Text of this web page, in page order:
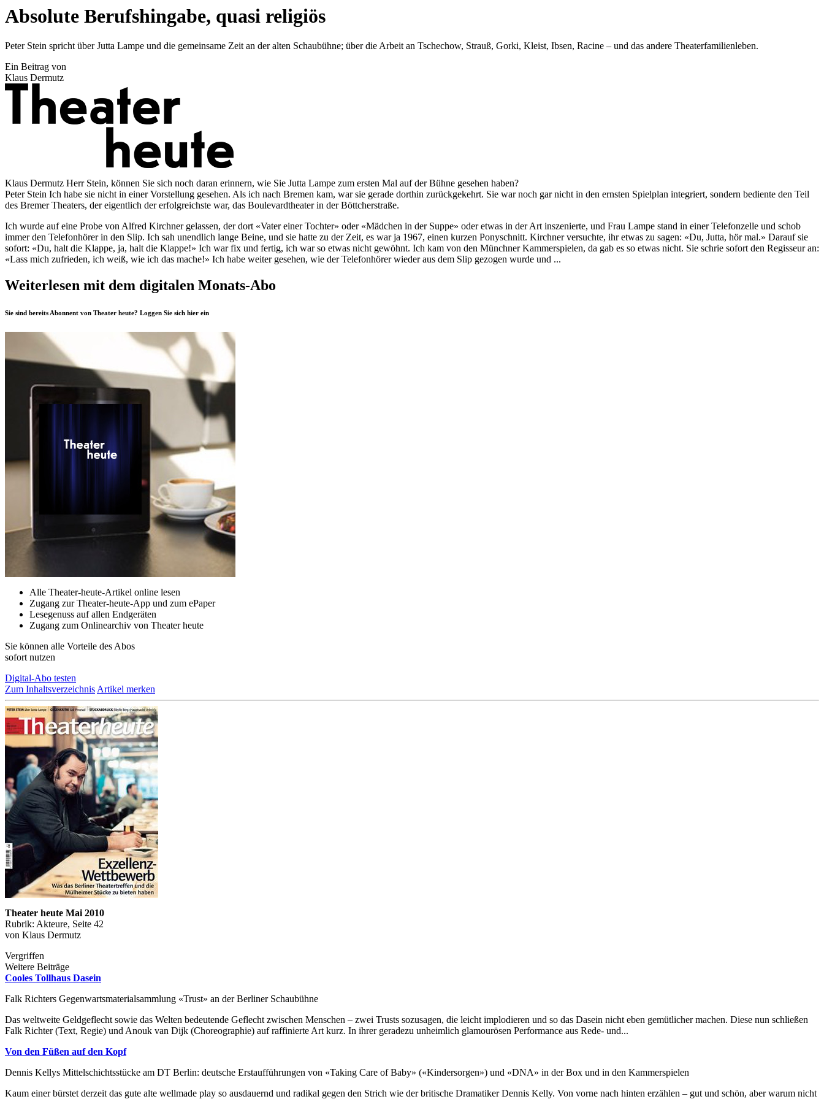
Absolute Berufshingabe, quasi religiös
Peter Stein spricht über Jutta Lampe und die gemeinsame Zeit an der alten Schaubühne; über die Arbeit an Tschechow, Strauß, Gorki, Kleist, Ibsen, Racine – und das andere Theaterfamilienleben.
Ein Beitrag von
Klaus Dermutz
Klaus Dermutz Herr Stein, können Sie sich noch daran erinnern, wie Sie Jutta Lampe zum ersten Mal auf der Bühne gesehen haben?
Peter Stein Ich habe sie nicht in einer Vorstellung gesehen. Als ich nach Bremen kam, war sie gerade dorthin zurückgekehrt. Sie war noch gar nicht in den ernsten Spielplan integriert, sondern bediente den Teil
des Bremer Theaters, der eigentlich der erfolgreichste war, das Boulevardtheater in der Böttcherstraße.
Ich wurde auf eine Probe von Alfred Kirchner gelassen, der dort «Vater einer Tochter» oder «Mädchen in der Suppe» oder etwas in der Art inszenierte, und Frau Lampe stand in einer Telefonzelle und schob
immer den Telefon­hörer in den Slip. Ich sah unendlich lange Beine, und sie hatte zu der Zeit, es war ja 1967, einen kurzen Ponyschnitt. Kirchner versuchte, ihr etwas zu sagen: «Du, Jutta, hör mal.» Darauf sie
sofort: «Du, halt die Klappe, ja, halt die Klappe!» Ich war fix und fertig, ich war so etwas nicht gewöhnt. Ich kam von den Münchner Kammerspielen, da gab es so etwas nicht. Sie schrie sofort den Regisseur an:
«Lass mich zufrieden, ich weiß, wie ich das mache!» Ich habe weiter gesehen, wie der Telefonhörer wieder aus dem Slip gezogen wurde und ...
Weiterlesen mit dem digitalen Monats-Abo
Sie sind bereits Abonnent von Theater heute? Loggen Sie sich hier ein
Alle Theater-heute-Artikel online lesen
Zugang zur Theater-heute-App und zum ePaper
Lesegenuss auf allen Endgeräten
Zugang zum Onlinearchiv von Theater heute
Sie können alle Vorteile des Abos
sofort nutzen
Digital-Abo testen
Zum Inhaltsverzeichnis Artikel merken
Theater heute Mai 2010
Rubrik: Akteure, Seite 42
von Klaus Dermutz
Vergriffen
Weitere Beiträge
Cooles Tollhaus Dasein
Falk Richters Gegenwartsmaterialsammlung «Trust» an der Berliner Schaubühne
Das weltweite Geldgeflecht sowie das Welten bedeutende Geflecht zwischen Menschen – zwei Trusts sozusagen, die leicht implodieren und so das Dasein nicht eben gemütlicher machen. Diese nun schließen
Falk Richter (Text, Regie) und Anouk van Dijk (Choreographie) auf raffinierte Art kurz. In ihrer geradezu unheimlich glamourösen Performance aus Rede- und...
Von den Füßen auf den Kopf
Dennis Kellys Mittelschichtsstücke am DT Berlin: deutsche Erstaufführungen von «Taking Care of Baby» («Kindersorgen») und «DNA» in der Box und in den Kammerspielen
Kaum einer bürstet derzeit das gute alte wellmade play so ausdauernd und radikal gegen den Strich wie der britische Dramatiker Dennis Kelly. Von vorne nach hinten erzählen – gut und schön, aber warum nicht